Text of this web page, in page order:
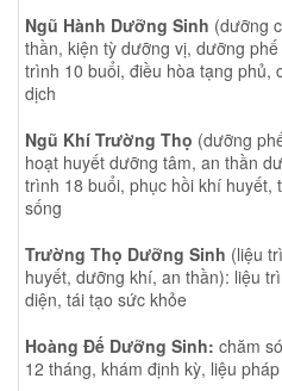
Ngũ Hành Dưỡng Sinh (dưỡng
thần, kiện tỳ dưỡng vị, dưỡng
trình 10 buổi, điều hòa tạng phủ,
dịch
Ngũ Khí Trường Thọ (dưỡng
hoạt huyết dưỡng tâm, an thần
trình 18 buổi, phục hồi khí huyết,
sống
Trường Thọ Dưỡng Sinh (liệu
huyết, dưỡng khí, an thần): liệu
diện, tái tạo sức khỏe
Hoàng Đế Dưỡng Sinh: chăm
12 tháng, khám định kỳ, liệu